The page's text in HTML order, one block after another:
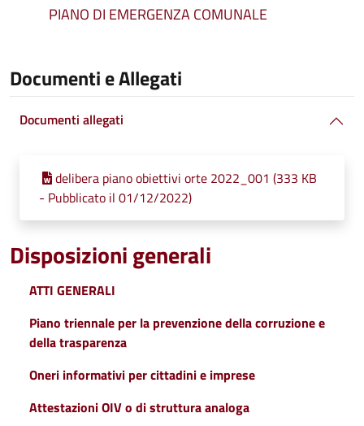
PIANO DI EMERGENZA COMUNALE
Documenti e Allegati
Documenti allegati
delibera piano obiettivi orte 2022_001 (333 KB
- Pubblicato il 01/12/2022)
Disposizioni generali
ATTI GENERALI
Piano triennale per la prevenzione della corruzione e
della trasparenza
Oneri informativi per cittadini e imprese
Attestazioni OIV o di struttura analoga